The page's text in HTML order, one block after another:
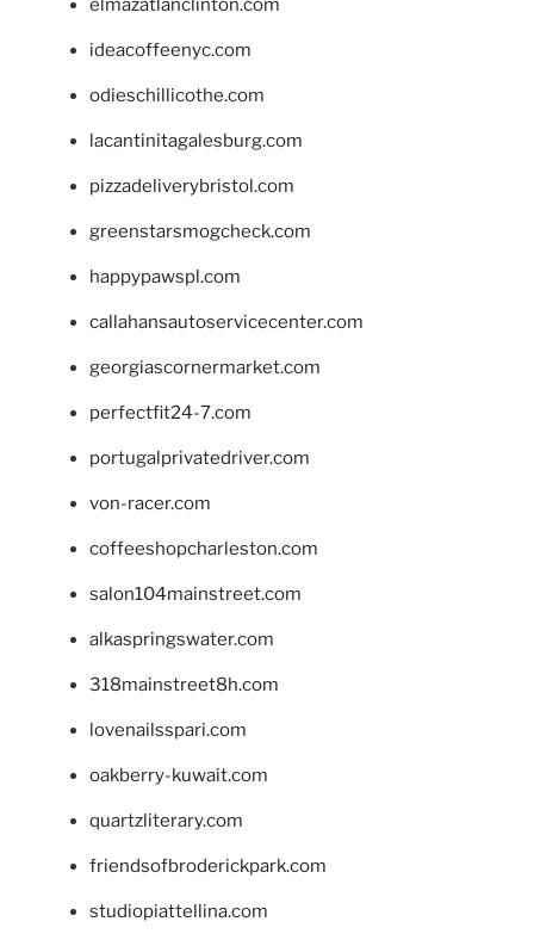
elmazatlanclinton.com
ideacoffeenyc.com
odieschillicothe.com
lacantinitagalesburg.com
pizzadeliverybristol.com
greenstarsmogcheck.com
happypawspl.com
callahansautoservicecenter.com
georgiascornermarket.com
perfectfit24-7.com
portugalprivatedriver.com
von-racer.com
coffeeshopcharleston.com
salon104mainstreet.com
alkaspringswater.com
318mainstreet8h.com
lovenailsspari.com
oakberry-kuwait.com
quartzliterary.com
friendsofbroderickpark.com
studiopiattellina.com